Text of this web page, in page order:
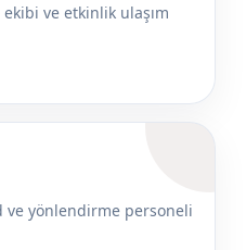
ve etkinlik ulaşım
ve yönlendirme personeli